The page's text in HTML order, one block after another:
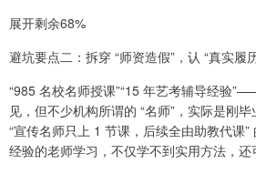
展开剩余68%
避坑要点二：拆穿 “师资造假”，认 “真实履
“985 名校名师授课”“15 年艺考辅导经验
见，但不少机构所谓的 “名师”，实际是刚
“宣传名师只上 1 节课，后续全由助教代课
经验的老师学习，不仅学不到实用方法，还